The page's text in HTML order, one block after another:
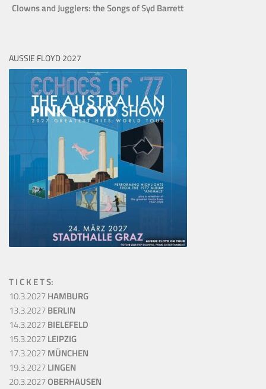
Clowns and Jugglers: the Songs of Syd Barrett
AUSSIE FLOYD 2027
T I C K E T S:
10.3.2027HAMBURG
13.3.2027BERLIN
14.3.2027BIELEFELD
15.3.2027LEIPZIG
17.3.2027MÜNCHEN
19.3.2027LINGEN
20.3.2027OBERHAUSEN